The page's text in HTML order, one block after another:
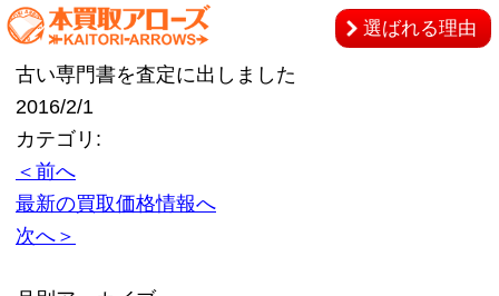
選ばれる理由
2016/2/1
カテゴリ:
最新の買取価格情報へ
次へ＞
月別アーカイブ
2018年11月